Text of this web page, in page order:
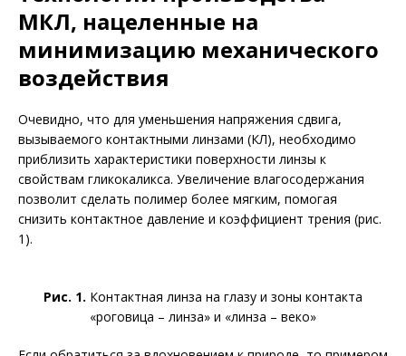
МКЛ, нацеленные на
минимизацию механического
воздействия
Очевидно, что для уменьшения напряжения сдвига,
вызываемого контактными линзами (КЛ), необходимо
приблизить характеристики поверхности линзы к
свойствам гликокаликса. Увеличение влагосодержания
позволит сделать полимер более мягким, помогая
снизить контактное давление и коэффициент трения (рис.
1).
Рис. 1. Контактная линза на глазу и зоны контакта
«роговица – линза» и «линза – веко»